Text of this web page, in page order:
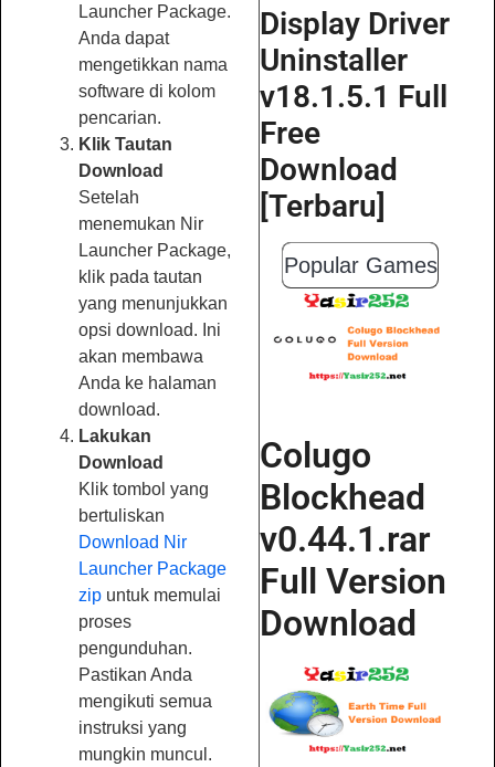
Launcher Package.
Anda dapat
mengetikkan nama
software di kolom
pencarian.
Klik Tautan
Download
Setelah
menemukan Nir
Launcher Package,
klik pada tautan
yang menunjukkan
opsi download. Ini
akan membawa
Anda ke halaman
download.
Lakukan
Download
Klik tombol yang
bertuliskan
Download Nir
Launcher Package
zip untuk memulai
proses
pengunduhan.
Pastikan Anda
mengikuti semua
instruksi yang
mungkin muncul.
Display Driver
Uninstaller
v18.1.5.1 Full
Free
Download
[Terbaru]
Popular Games
Colugo
Blockhead
v0.44.1.rar
Full Version
Download